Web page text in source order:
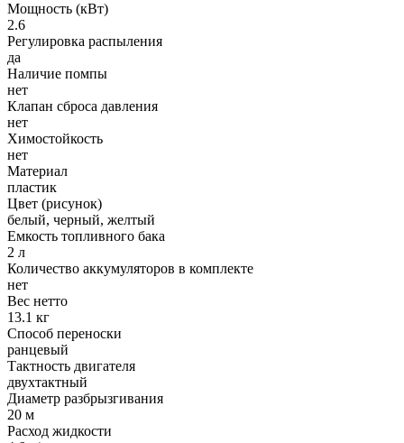
Мощность (кВт)
2.6
Регулировка распыления
да
Наличие помпы
нет
Клапан сброса давления
нет
Химостойкость
нет
Материал
пластик
Цвет (рисунок)
белый, черный, желтый
Емкость топливного бака
2 л
Количество аккумуляторов в комплекте
нет
Вес нетто
13.1 кг
Способ переноски
ранцевый
Тактность двигателя
двухтактный
Диаметр разбрызгивания
20 м
Расход жидкости